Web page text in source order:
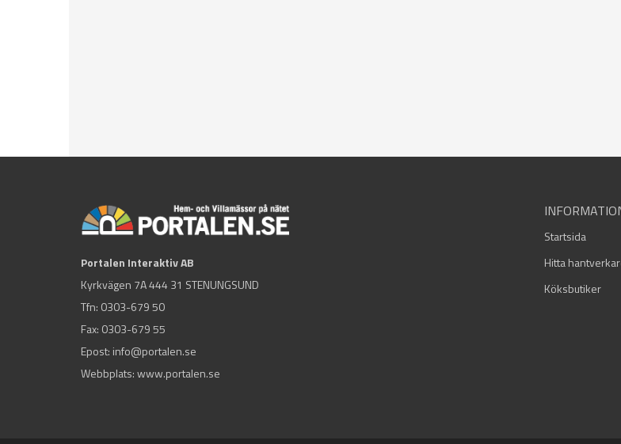
Portalen Interaktiv AB
Kyrkvägen 7A 444 31 STENUNGSUND
Tfn: 0303-679 50
Fax: 0303-679 55
Epost: info@portalen.se
Webbplats: www.portalen.se
Startsida
Hitta
Köksbutiker